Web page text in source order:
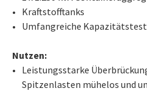
Kraftstofftanks
Umfangreiche
Nutzen:
Leistungsstarke
Spitzenlasten mühelos und